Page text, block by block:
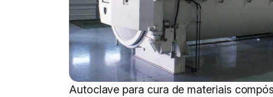
Autoclave para cura de materiais